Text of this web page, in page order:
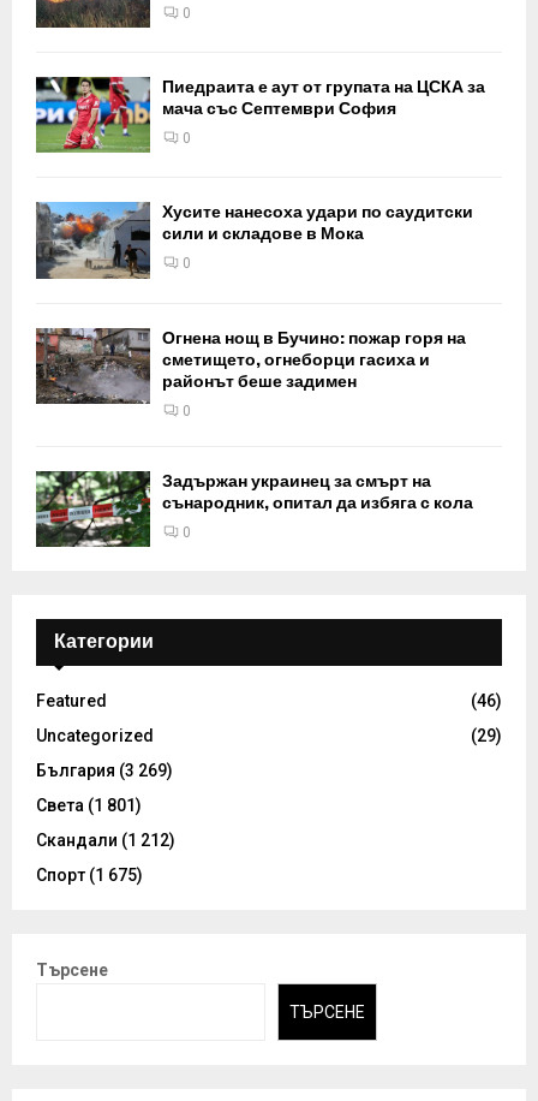
0
Пиедраита е аут от групата на ЦСКА за
мача със Септември София
0
Хусите нанесоха удари по саудитски
сили и складове в Мока
0
Огнена нощ в Бучино: пожар горя на
сметището, огнеборци гасиха и
районът беше задимен
0
Задържан украинец за смърт на
сънародник, опитал да избяга с кола
0
Категории
Featured
(46)
Uncategorized
(29)
България (3 269)
Света (1 801)
Скандали (1 212)
Спорт (1 675)
Търсене
ТЪРСЕНЕ